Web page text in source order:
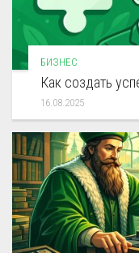
БИЗНЕС
Как создать
16.08.2025